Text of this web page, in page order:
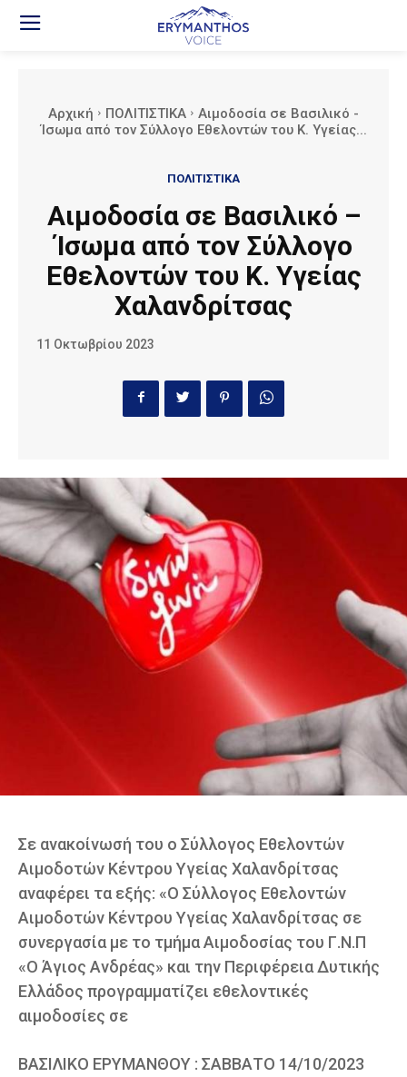
Αρχική ΠΟΛΙΤΙΣΤΙΚΑ
Αιμοδοσία σε Βασιλικό -
Ίσωμα από τον Σύλλογο Εθελοντών του Κ. Υγείας...
ΠΟΛΙΤΙΣΤΙΚΑ
Αιμοδοσία σε Βασιλικό –
Ίσωμα από τον Σύλλογο
Εθελοντών του Κ. Υγείας
Χαλανδρίτσας
11 Οκτωβρίου 2023
Σε ανακοίνωσή του ο Σύλλογος Εθελοντών
Αιμοδοτών Κέντρου Υγείας Χαλανδρίτσας
αναφέρει τα εξής: «Ο Σύλλογος Εθελοντών
Αιμοδοτών Κέντρου Υγείας Χαλανδρίτσας σε
συνεργασία με το τμήμα Αιμοδοσίας του Γ.Ν.Π
«Ο Άγιος Ανδρέας» και την Περιφέρεια Δυτικής
Ελλάδος προγραμματίζει εθελοντικές
αιμοδοσίες σε
ΒΑΣΙΛΙΚΟ ΕΡΥΜΑΝΘΟΥ : ΣΑΒΒΑΤΟ 14/10/2023